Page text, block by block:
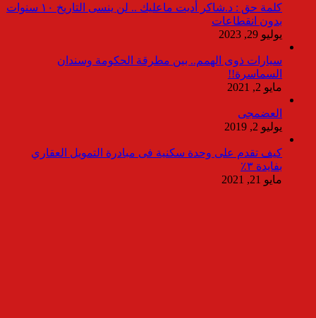
كلمة حق : د.شاكر أديت ماعليك .. لن ينسى التاريخ ١٠ سنوات
بدون انقطاعات
يوليو 29, 2023
سيارات ذوى الهمم.. بين مطرقة الحكومة وسندان
السماسرة!!
مايو 2, 2021
العضمجى
يوليو 2, 2019
كيف تقدم على وحدة سكنية فى مبادرة التمويل العقاري
بفايدة ٣٪
مايو 21, 2021